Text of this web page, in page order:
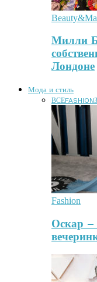
Милли
Лондоне
Мода и стиль
ВСЕFASHION
Fashion
Оскар –